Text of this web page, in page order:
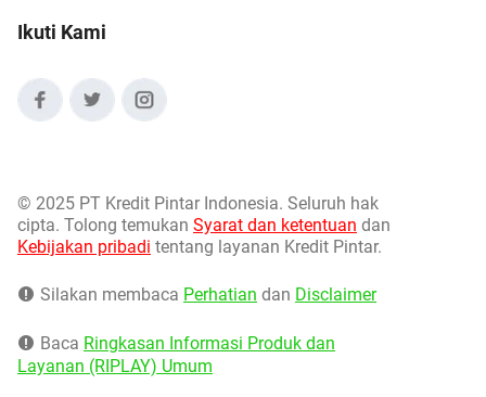
Ikuti Kami
© 2025 PT Kredit Pintar Indonesia. Seluruh hak
cipta. Tolong temukan Syarat dan ketentuan dan
Kebijakan pribadi tentang layanan Kredit Pintar.
Silakan membaca Perhatian dan Disclaimer
Baca Ringkasan Informasi Produk dan
Layanan (RIPLAY) Umum